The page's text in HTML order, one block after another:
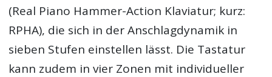
(Real Piano Hammer-Action Klaviatur; kurz:
RPHA), die sich in der Anschlagdynamik in
sieben Stufen einstellen lässt. Die Tastatur
kann zudem in vier Zonen mit individueller